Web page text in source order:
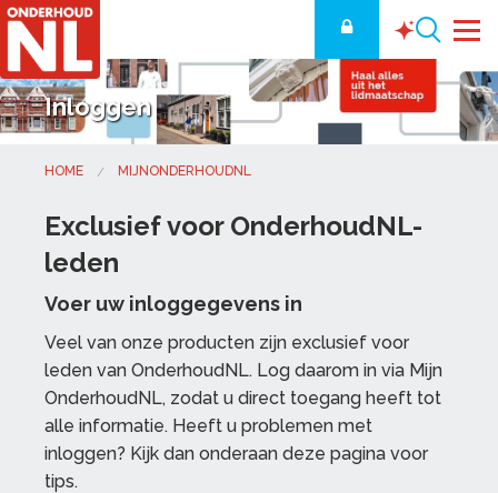
Inloggen
HOME MIJNONDERHOUDNL
Exclusief voor OnderhoudNL-
leden
Voer uw inloggegevens in
Veel van onze producten zijn exclusief voor
leden van OnderhoudNL. Log daarom in via Mijn
OnderhoudNL, zodat u direct toegang heeft tot
alle informatie. Heeft u problemen met
inloggen? Kijk dan onderaan deze pagina voor
tips.